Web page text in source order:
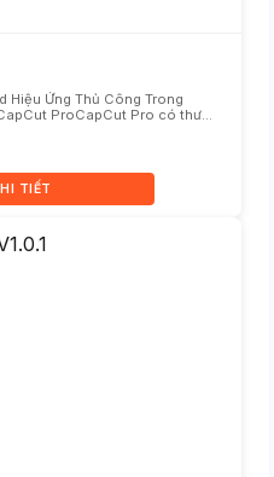
Hiệu Ứng Thủ Công Trong
ProCapCut Pro có thư
T...
TIẾT